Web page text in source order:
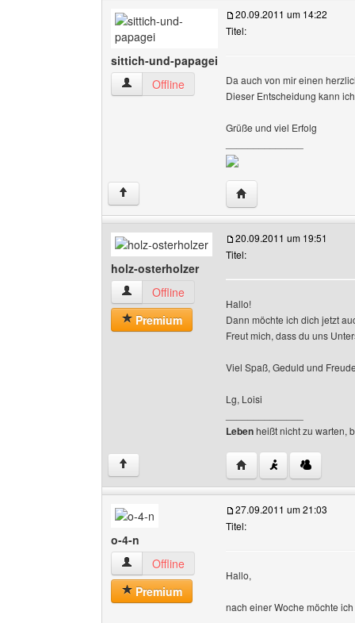
sittich-und-papagei
sittich-und-papagei Benutzer-Profile anzeigen
Offline
20.09.2011 um 14:22
Titel:
Da auch von mir einen
Dieser Entscheidung kann
Grüße und viel Erfolg
↑ Website dieses
holz-osterholzer
holz-osterholzer Benutzer-Profile anzeigen
Offline
Premium
20.09.2011 um 19:51
Titel:
Hallo!
Dann möchte ich dich jetzt
Freut mich, dass du uns
Viel Spaß, Geduld und
Lg, Loisi
Lebenheißt nicht zu warten,
↑ Website dieses
o-4-n
o-4-n Benutzer-Profile anzeigen
Offline
Premium
27.09.2011 um 21:03
Titel:
Hallo,
nach einer Woche möchte